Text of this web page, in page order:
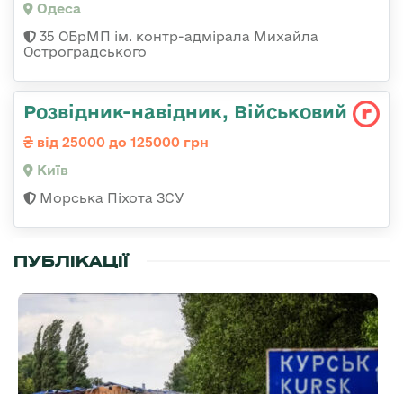
Одеса
35 ОБрМП ім. контр-адмірала Михайла
Остроградського
Розвідник-навідник, Військовий
від 25000 до 125000 грн
Київ
Морська Піхота ЗСУ
ПУБЛІКАЦІЇ